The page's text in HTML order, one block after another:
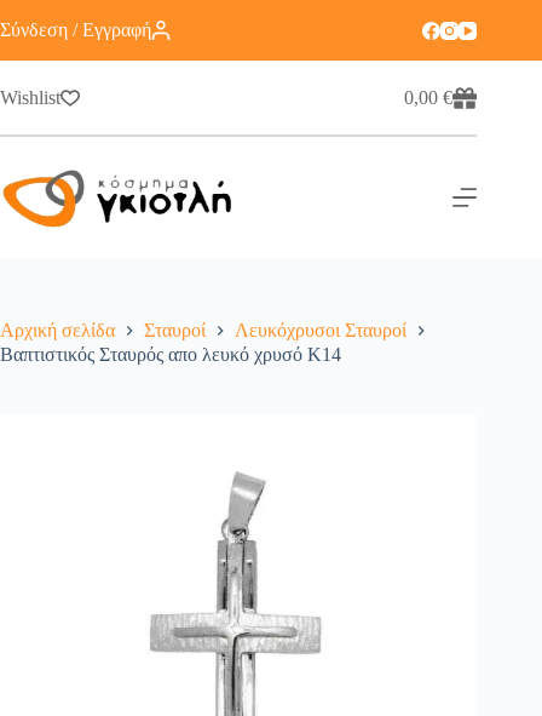
Σύνδεση / Εγγραφή
Wishlist 0,00€
Αρχική σελίδα Σταυροί
Λευκόχρυσοι Σταυροί
Βαπτιστικός Σταυρός απο λευκό χρυσό Κ14